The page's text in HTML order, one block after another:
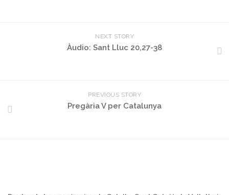
NEXT STORY
Àudio: Sant Lluc 20,27-38
PREVIOUS STORY
Pregària V per Catalunya